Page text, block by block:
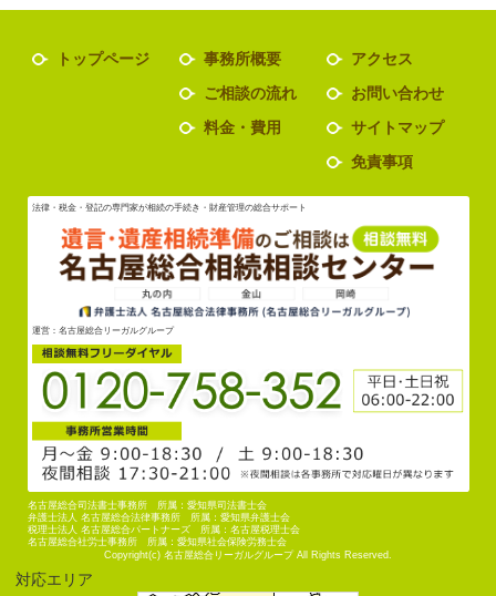
トップページ
事務所概要
ご相談の流れ
料金・費用
アクセス
お問い合わせ
サイトマップ
免責事項
法律・税金・登記の専門家が相続の手続き・財産管理の総合サポート
運営：名古屋総合リーガルグループ
名古屋総合司法書士事務所 所属：愛知県司法書士会
弁護士法人 名古屋総合法律事務所 所属：愛知県弁護士会
税理士法人 名古屋総合パートナーズ 所属：名古屋税理士会
名古屋総合社労士事務所 所属：愛知県社会保険労務士会
Copyright(c) 名古屋総合リーガルグループ All Rights Reserved.
対応エリア